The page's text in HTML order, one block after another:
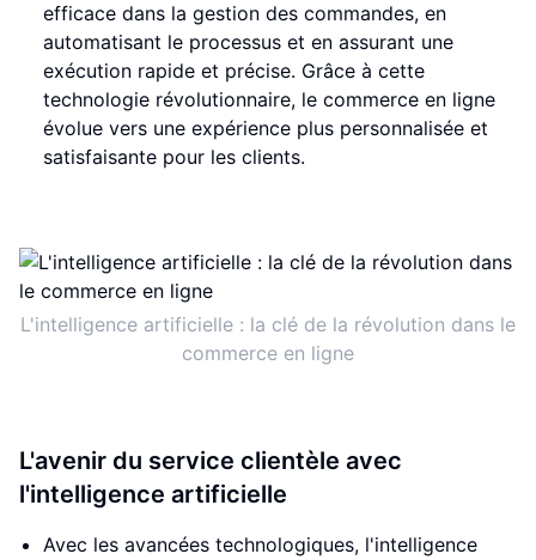
efficace dans la gestion des commandes, en
automatisant le processus et en assurant une
exécution rapide et précise. Grâce à cette
technologie révolutionnaire, le commerce en ligne
évolue vers une expérience plus personnalisée et
satisfaisante pour les clients.
L'intelligence artificielle : la clé de la révolution dans le
commerce en ligne
L'avenir du service clientèle avec
l'intelligence artificielle
Avec les avancées technologiques, l'intelligence